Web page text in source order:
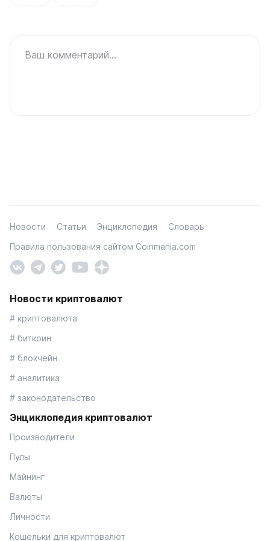
Ваш комментарий...
Новости Статьи Энциклопедия
Словарь
Правила пользования сайтом Coinmania.com
Новости криптовалют
# криптовалюта
# биткоин
# блокчейн
# аналитика
# законодательство
Энциклопедия криптовалют
Производители
Пулы
Майнинг
Валюты
Личности
Кошельки для криптовалют